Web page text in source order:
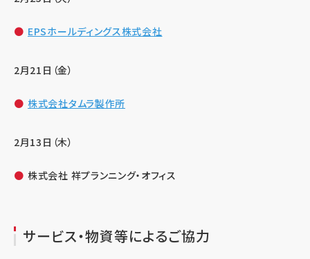
EPSホールディングス株式会社
2月21日（金）
株式会社タムラ製作所
2月13日（木）
株式会社 祥プランニング・オフィス
サービス・物資等によるご協力